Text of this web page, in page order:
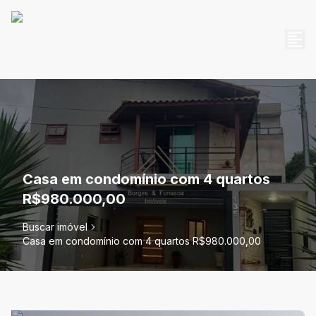
Casa em condomínio com 4 quartos
R$980.000,00
Buscar imóvel
Casa em condomínio com 4 quartos R$980.000,00